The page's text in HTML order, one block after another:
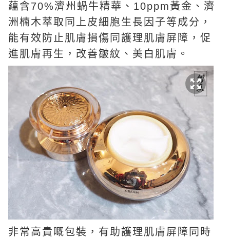
蘊含70%濟州蝸牛精華、10ppm黃金、濟
洲楠木萃取同上皮細胞生長因子等成分，
能有效防止肌膚損傷同護理肌膚屏障，促
進肌膚再生，改善皺紋、美白肌膚。
非常高貴嘅包裝，有助護理肌膚屏障同時